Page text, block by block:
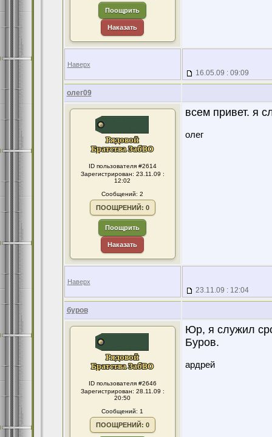
Поощрить
Наказать
Наверх
16.05.09 : 09:09
олег09
ID пользователя #2614
Зарегистрирован: 23.11.09 :
12:02
Сообщений: 2
ПООЩРЕНИЙ: 0
Поощрить
Наказать
всем привет. я
олег
Наверх
23.11.09 : 12:04
буров
ID пользователя #2646
Зарегистрирован: 28.11.09 :
20:50
Сообщений: 1
ПООЩРЕНИЙ: 0
Юр, я служил
Буров.
ардрей